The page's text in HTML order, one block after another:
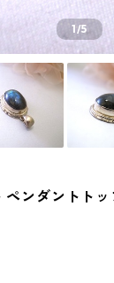
1/5
ペンダントトッ